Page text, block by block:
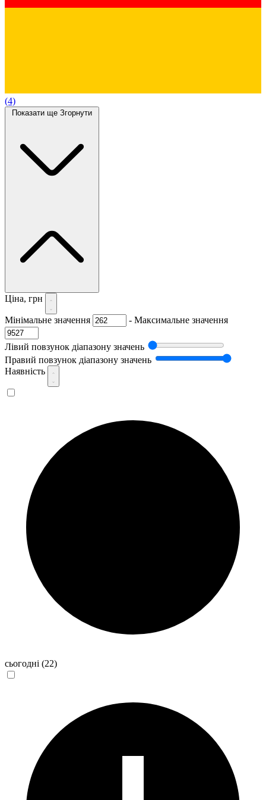
(4)
Показати ще Згорнути
Ціна, грн
Мінімальне значення - Максимальне значення
Лівий повзунок діапазону значень
Правий повзунок діапазону значень
Наявність
сьогодні (22)